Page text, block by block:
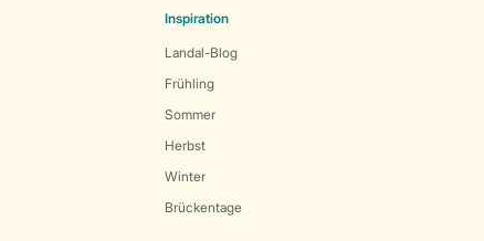
Inspiration
Landal-Blog
Frühling
Sommer
Herbst
Winter
Brückentage